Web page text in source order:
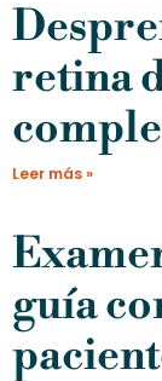
retina
Leer más »
guía